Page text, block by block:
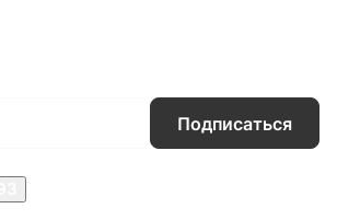
Подписаться